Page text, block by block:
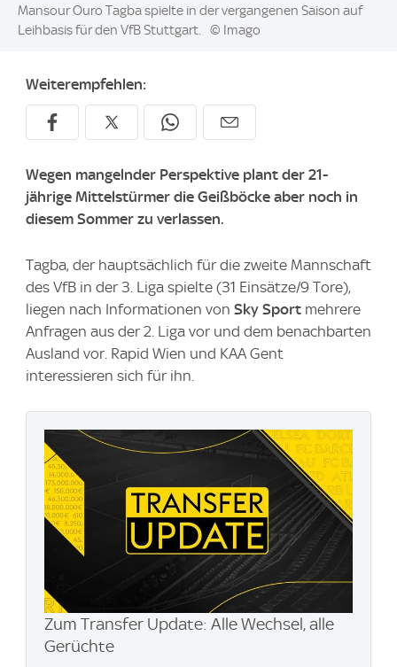
Image:
Mansour Ouro Tagba spielte in der vergangenen Saison auf
Leihbasis für den VfB Stuttgart.
© Imago
Weiterempfehlen:
Wegen mangelnder Perspektive plant der 21-
jährige Mittelstürmer die Geißböcke aber noch in
diesem Sommer zu verlassen.
Tagba, der hauptsächlich für die zweite Mannschaft
des VfB in der 3. Liga spielte (31 Einsätze/9 Tore),
liegen nach Informationen von Sky Sport mehrere
Anfragen aus der 2. Liga vor und dem benachbarten
Ausland vor. Rapid Wien und KAA Gent
interessieren sich für ihn.
Zum Transfer Update: Alle Wechsel, alle
Gerüchte